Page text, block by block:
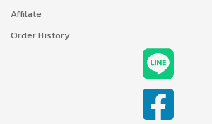
Affilate
Order History